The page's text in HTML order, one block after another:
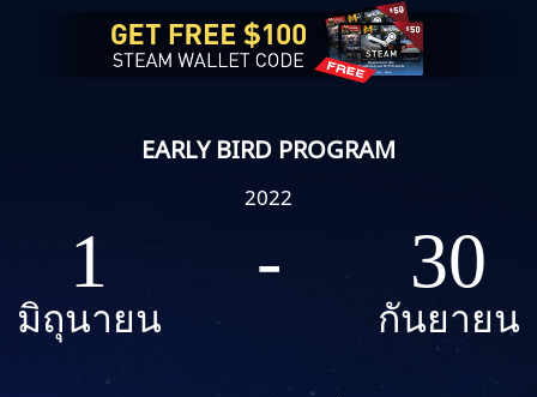
EARLY BIRD PROGRAM
2022
1
มิถุนายน
- 30
กันยายน